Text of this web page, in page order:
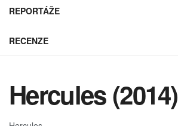
REPORTÁŽE
RECENZE
Hercules (2014)